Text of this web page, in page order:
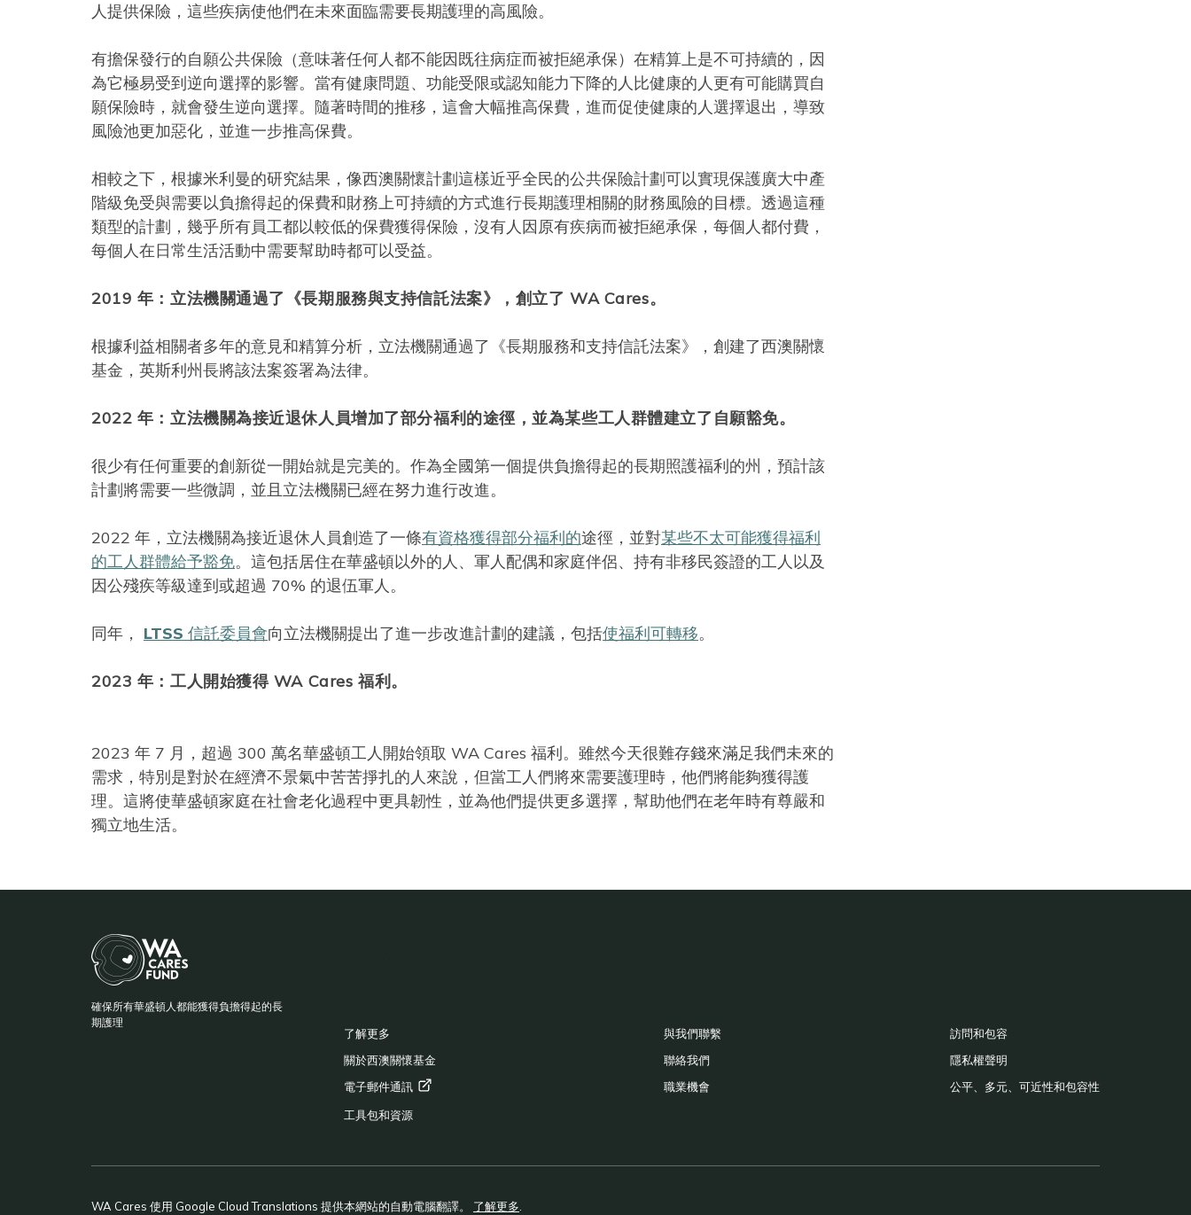
人提供保險，這些疾病使他們在未來面臨需要長期護理的高風險。
有擔保發行的自願公共保險（意味著任何人都不能因既往病症而被拒絕承保）在精算上是不可持續的，因
為它極易受到逆向選擇的影響。當有健康問題、功能受限或認知能力下降的人比健康的人更有可能購買自
願保險時，就會發生逆向選擇。隨著時間的推移，這會大幅推高保費，進而促使健康的人選擇退出，導致
風險池更加惡化，並進一步推高保費。
相較之下，根據米利曼的研究結果，像西澳關懷計劃這樣近乎全民的公共保險計劃可以實現保護廣大中產
階級免受與需要以負擔得起的保費和財務上可持續的方式進行長期護理相關的財務風險的目標。透過這種
類型的計劃，幾乎所有員工都以較低的保費獲得保險，沒有人因原有疾病而被拒絕承保，每個人都付費，
每個人在日常生活活動中需要幫助時都可以受益。
2019 年：立法機關通過了《長期服務與支持信託法案》，創立了 WA Cares。
根據利益相關者多年的意見和精算分析，立法機關通過了《長期服務和支持信託法案》，創建了西澳關懷
基金，英斯利州長將該法案簽署為法律。
2022 年：立法機關為接近退休人員增加了部分福利的途徑，並為某些工人群體建立了自願豁免。
很少有任何重要的創新從一開始就是完美的。作為全國第一個提供負擔得起的長期照護福利的州，預計該
計劃將需要一些微調，並且立法機關已經在努力進行改進。
2022 年，立法機關為接近退休人員創造了一條有資格獲得部分福利的途徑，並對某些不太可能獲得福利
的工人群體給予豁免。這包括居住在華盛頓以外的人、軍人配偶和家庭伴侶、持有非移民簽證的工人以及
因公殘疾等級達到或超過 70% 的退伍軍人。
同年， LTSS 信託委員會向立法機關提出了進一步改進計劃的建議，包括使福利可轉移。
2023 年：工人開始獲得 WA Cares 福利。
2023 年 7 月，超過 300 萬名華盛頓工人開始領取 WA Cares 福利。雖然今天很難存錢來滿足我們未來的
需求，特別是對於在經濟不景氣中苦苦掙扎的人來說，但當工人們將來需要護理時，他們將能夠獲得護
理。這將使華盛頓家庭在社會老化過程中更具韌性，並為他們提供更多選擇，幫助他們在老年時有尊嚴和
獨立地生活。
確保所有華盛頓人都能獲得負擔得起的長
期護理
FOOTER
了解更多
關於西澳關懷基金
電子郵件通訊
工具包和資源
與我們聯繫
聯絡我們
職業機會
訪問和包容
隱私權聲明
公平、多元、可近性和包容性
WA Cares 使用 Google Cloud Translations 提供本網站的自動電腦翻譯。 了解更多